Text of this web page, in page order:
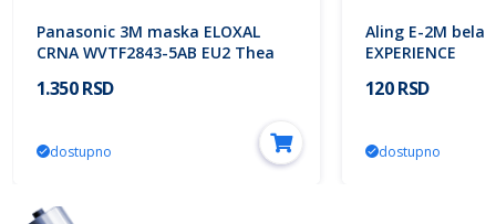
Panasonic 3M maska ELOXAL
CRNA WVTF2843-5AB EU2 Thea
1.350 RSD
dostupno
Aling E-2M bela
EXPERIENCE
120 RSD
dostupno